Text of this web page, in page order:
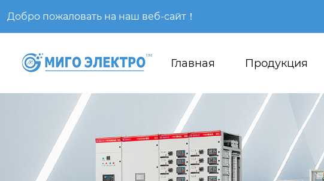
Добро пожаловать на наш веб-сайт！
Главная Продукция